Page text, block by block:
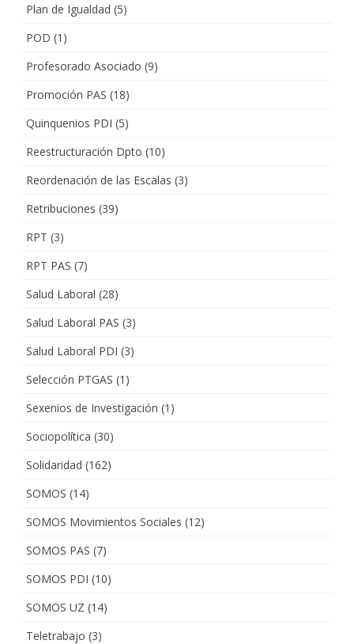
Plan de Igualdad (5)
POD (1)
Profesorado Asociado (9)
Promoción PAS (18)
Quinquenios PDI (5)
Reestructuración Dpto (10)
Reordenación de las Escalas (3)
Retribuciones (39)
RPT (3)
RPT PAS (7)
Salud Laboral (28)
Salud Laboral PAS (3)
Salud Laboral PDI (3)
Selección PTGAS (1)
Sexenios de Investigación (1)
Sociopolítica (30)
Solidaridad (162)
SOMOS (14)
SOMOS Movimientos Sociales (12)
SOMOS PAS (7)
SOMOS PDI (10)
SOMOS UZ (14)
Teletrabajo (3)